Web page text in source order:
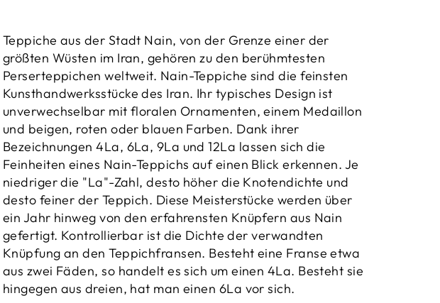
Teppiche aus der Stadt Nain, von der Grenze einer der
größten Wüsten im Iran, gehören zu den berühmtesten
Perserteppichen weltweit. Nain-Teppiche sind die feinsten
Kunsthandwerksstücke des Iran. Ihr typisches Design ist
unverwechselbar mit floralen Ornamenten, einem Medaillon
und beigen, roten oder blauen Farben. Dank ihrer
Bezeichnungen 4La, 6La, 9La und 12La lassen sich die
Feinheiten eines Nain-Teppichs auf einen Blick erkennen. Je
niedriger die "La"-Zahl, desto höher die Knotendichte und
desto feiner der Teppich. Diese Meisterstücke werden über
ein Jahr hinweg von den erfahrensten Knüpfern aus Nain
gefertigt. Kontrollierbar ist die Dichte der verwandten
Knüpfung an den Teppichfransen. Besteht eine Franse etwa
aus zwei Fäden, so handelt es sich um einen 4La. Besteht sie
hingegen aus dreien, hat man einen 6La vor sich.